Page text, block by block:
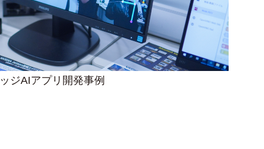
ジAIアプリ開発事例